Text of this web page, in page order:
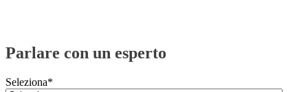
Parlare con un esperto
Seleziona*